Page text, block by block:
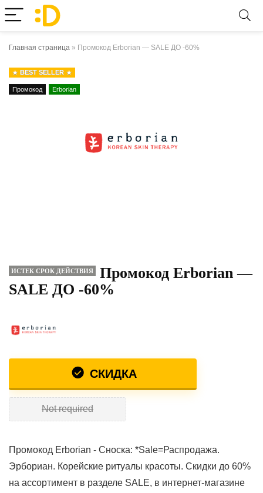
Главная страница » Промокод Erborian — SALE ДО -60%
BEST SELLER
Промокод Erborian
ИСТЕК СРОК ДЕЙСТВИЯ
Промокод Erborian —
SALE ДО -60%
СКИДКА
Not required
Промокод Erborian - Сноска: *Sale=Распродажа.
Эрбориан. Корейские ритуалы красоты. Скидки до 60%
на ассортимент в разделе SALE, в интернет-магазине